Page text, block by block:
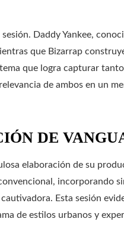
Daddy Yankee,
que Bizarrap
que logra capturar
de ambos en un
DE
elaboración de su
incorporando
Esta sesión
de estilos urbanos y